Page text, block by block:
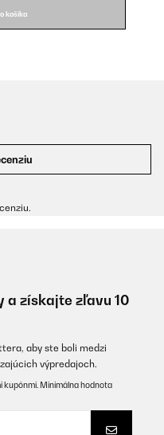
košíka
a získajte zľavu 10
aby ste boli medzi
výpredajoch.
kupónmi. Minimálna hodnota